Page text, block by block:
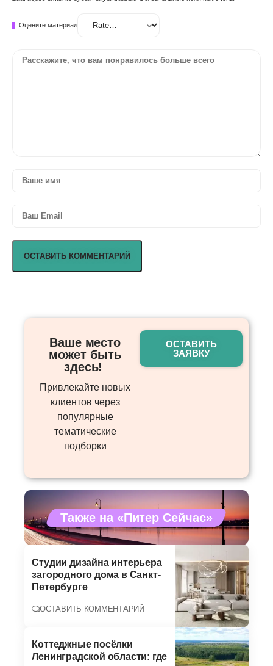
Оцените материал
Ваше место
может быть
здесь! ​
Привлекайте новых
клиентов через
популярные
тематические
подборки
ОСТАВИТЬ
ЗАЯВКУ
Также на «Питер Сейчас»
Студии дизайна интерьера
загородного дома в Санкт-
Петербурге
ОСТАВИТЬ КОММЕНТАРИЙ
Коттеджные посёлки
Ленинградской области: где